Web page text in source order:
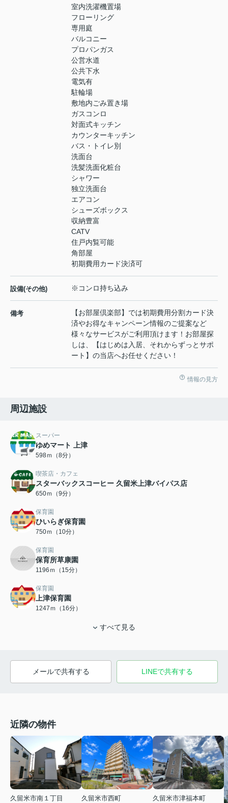
室内洗濯機置場
フローリング
専用庭
バルコニー
プロパンガス
公営水道
公共下水
電気有
駐輪場
敷地内ごみ置き場
ガスコンロ
対面式キッチン
カウンターキッチン
バス・トイレ別
洗面台
洗髪洗面化粧台
シャワー
独立洗面台
エアコン
シューズボックス
収納豊富
CATV
住戸内覧可能
角部屋
初期費用カード決済可
設備(その他) ※コンロ持ち込み
備考
【お部屋倶楽部】では初期費用分割カード決
済やお得なキャンペーン情報のご提案など
様々なサービスがご利用頂けます！お部屋探
しは、【はじめは入居、それからずっとサポ
ート】の当店へお任せください！
情報の見方
周辺施設
スーパー
ゆめマート 上津
598ｍ（8分）
喫茶店・カフェ
スターバックスコーヒー 久留米上津バイパス店
650ｍ（9分）
保育園
ひいらぎ保育園
750ｍ（10分）
保育園
保育所草康園
1196ｍ（15分）
保育園
上津保育園
1247ｍ（16分）
すべて見る
メールで共有する LINEで共有する
近隣の物件
久留米市南１丁目
久留米市西町
久留米市津福本町